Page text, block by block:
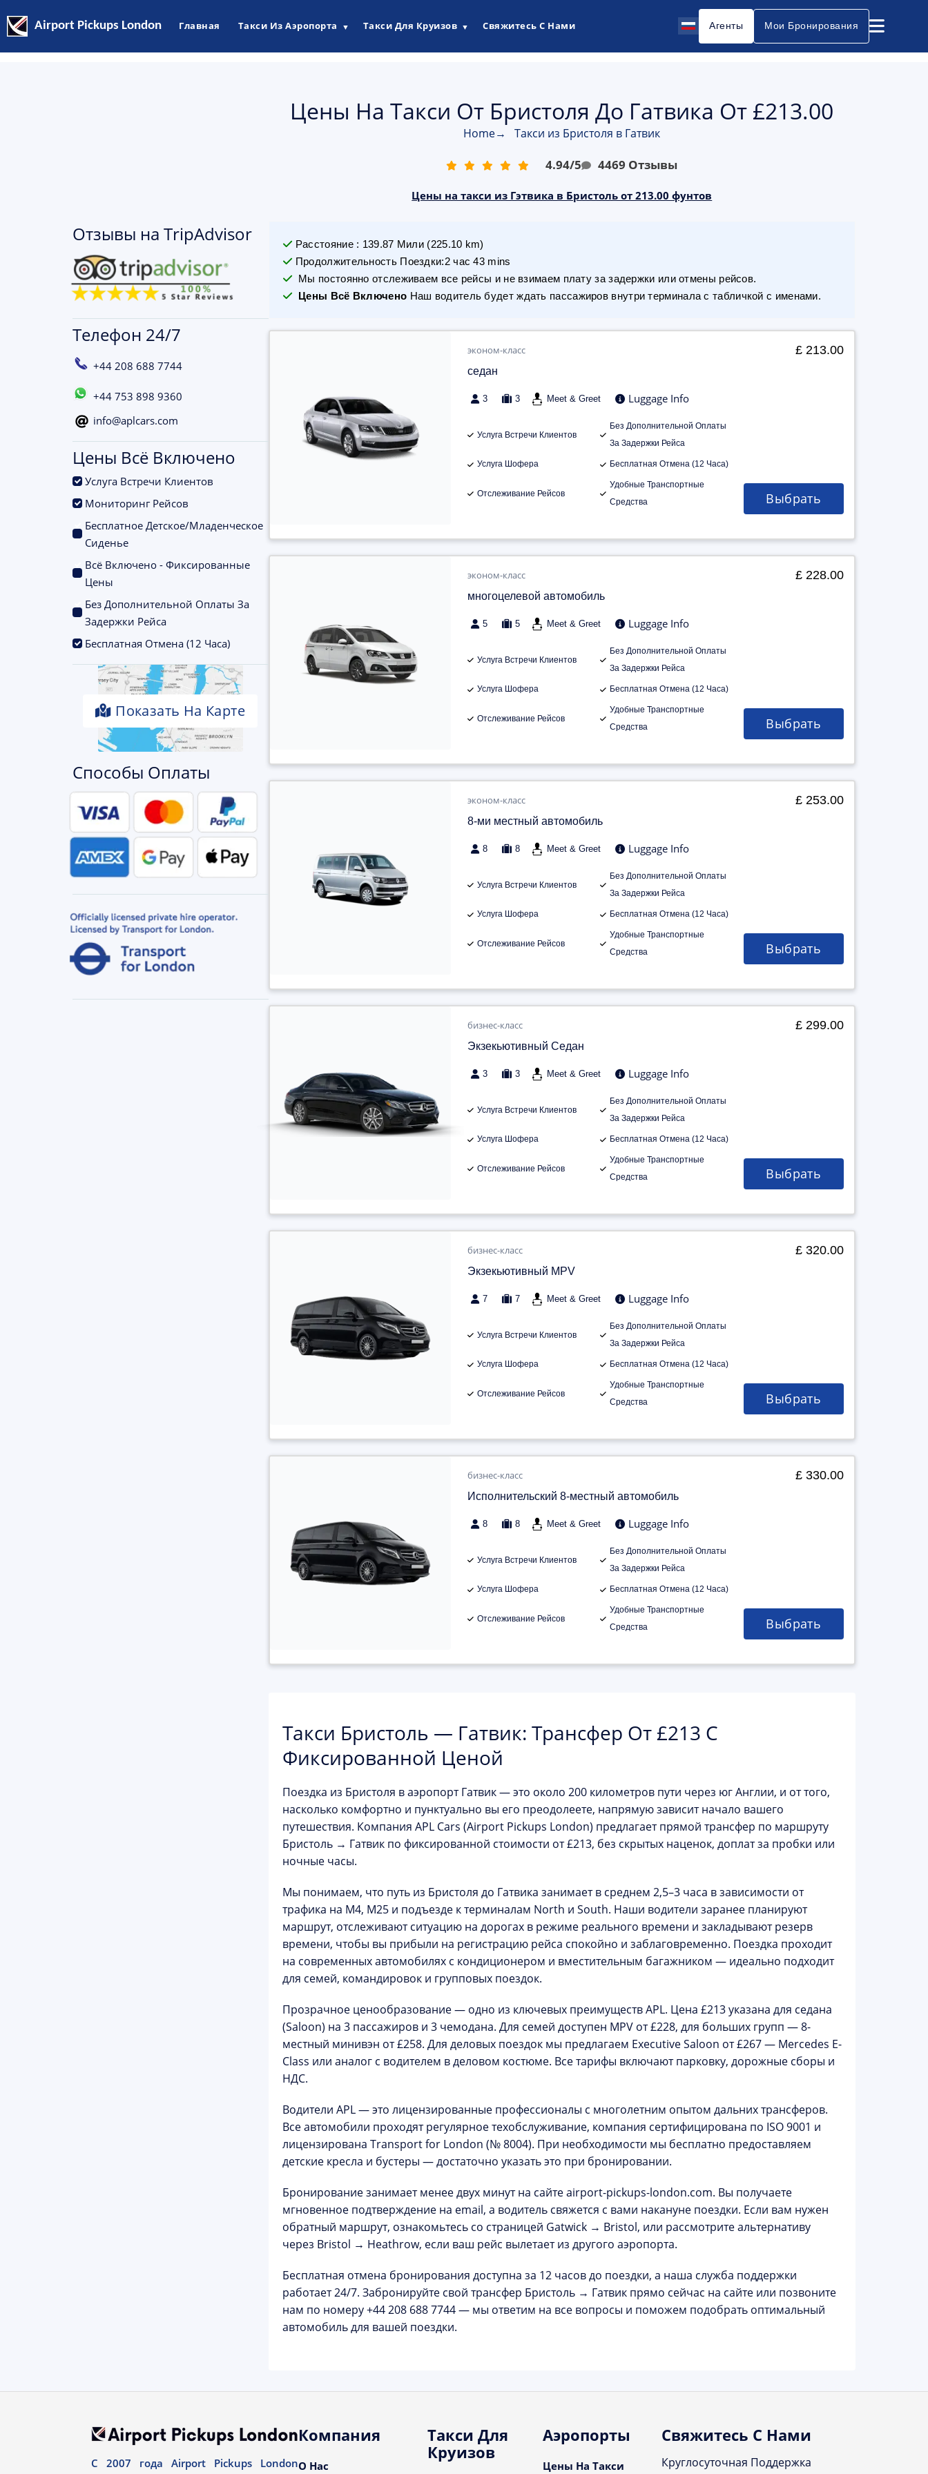
Airport Pickups London Главная Такси Из Аэропорта ▼ Такси Для Круизов ▼ Свяжитесь С Нами Агенты Мои Бронирования
Отзывы на TripAdvisor
Телефон 24/7
+44 208 688 7744
+44 753 898 9360
info@aplcars.com
Цены Всё Включено
Услуга Встречи Клиентов
Мониторинг Рейсов
Бесплатное Детское/Младенческое
Сиденье
Всё Включено - Фиксированные
Цены
Без Дополнительной Оплаты За
Задержки Рейса
Бесплатная Отмена (12 Часа)
Показать На Карте
Способы Оплаты
Цены На Такси От Бристоля До Гатвика От £213.00
Home→ Такси из Бристоля в Гатвик
4.94/5 4469 Отзывы
Цены на такси из Гэтвика в Бристоль от 213.00 фунтов
Расстояние: 139.87 Мили (225.10 km)
Продолжительность Поездки:2 час 43 mins
Мы постоянно отслеживаем все рейсы и не взимаем плату за задержки или отмены рейсов.
Цены Всё Включено Наш водитель будет ждать пассажиров внутри терминала с табличкой с именами.
эконом-класс
седан
3 3 Meet & Greet Luggage Info
Услуга Встречи Клиентов
Без Дополнительной Оплаты
За Задержки Рейса
Услуга Шофера Бесплатная Отмена (12 Часа)
Отслеживание Рейсов
Удобные Транспортные
Средства
£ 213.00
Выбрать
эконом-класс
многоцелевой автомобиль
5 5 Meet & Greet Luggage Info
Услуга Встречи Клиентов
Без Дополнительной Оплаты
За Задержки Рейса
Услуга Шофера Бесплатная Отмена (12 Часа)
Отслеживание Рейсов
Удобные Транспортные
Средства
£ 228.00
Выбрать
эконом-класс
8-ми местный автомобиль
8 8 Meet & Greet Luggage Info
Услуга Встречи Клиентов
Без Дополнительной Оплаты
За Задержки Рейса
Услуга Шофера Бесплатная Отмена (12 Часа)
Отслеживание Рейсов
Удобные Транспортные
Средства
£ 253.00
Выбрать
бизнес-класс
Экзекьютивный Седан
3 3 Meet & Greet Luggage Info
Услуга Встречи Клиентов
Без Дополнительной Оплаты
За Задержки Рейса
Услуга Шофера Бесплатная Отмена (12 Часа)
Отслеживание Рейсов
Удобные Транспортные
Средства
£ 299.00
Выбрать
бизнес-класс
Экзекьютивный MPV
7 7 Meet & Greet Luggage Info
Услуга Встречи Клиентов
Без Дополнительной Оплаты
За Задержки Рейса
Услуга Шофера Бесплатная Отмена (12 Часа)
Отслеживание Рейсов
Удобные Транспортные
Средства
£ 320.00
Выбрать
бизнес-класс
Исполнительский 8-местный автомобиль
8 8 Meet & Greet Luggage Info
Услуга Встречи Клиентов
Без Дополнительной Оплаты
За Задержки Рейса
Услуга Шофера Бесплатная Отмена (12 Часа)
Отслеживание Рейсов
Удобные Транспортные
Средства
£ 330.00
Выбрать
Такси Бристоль — Гатвик: Трансфер От £213 С
Фиксированной Ценой
Поездка из Бристоля в аэропортГатвик— это около 200 километров пути через юг Англии, и от того,
насколько комфортно и пунктуально вы его преодолеете, напрямую зависит начало вашего
путешествия. Компания APL Cars (Airport Pickups London) предлагает прямой трансфер по маршруту
Бристоль → Гатвикпо фиксированной стоимости от£213, без скрытых наценок, доплат за пробки или
ночные часы.
Мы понимаем, что путь из Бристоля до Гатвика занимает в среднем 2,5–3 часа в зависимости от
трафика на M4, M25 и подъезде к терминалам North и South. Наши водители заранее планируют
маршрут, отслеживают ситуацию на дорогах в режиме реального времени и закладывают резерв
времени, чтобы вы прибыли на регистрацию рейса спокойно и заблаговременно. Поездка проходит
на современных автомобилях с кондиционером и вместительным багажником — идеально подходит
для семей, командировок и групповых поездок.
Прозрачное ценообразование— одно из ключевых преимуществ APL. Цена £213 указана для седана
(Saloon) на 3 пассажиров и 3 чемодана. Для семей доступен MPV от £228, для больших групп — 8-
местный минивэн от £258. Для деловых поездок мы предлагаем Executive Saloon от £267 — Mercedes E-
Class или аналог с водителем в деловом костюме. Все тарифы включают парковку, дорожные сборы и
НДС.
Водители APL — это лицензированные профессионалы с многолетним опытом дальних трансферов.
Все автомобили проходят регулярное техобслуживание, компания сертифицирована по ISO 9001 и
лицензирована Transport for London (№ 8004). При необходимости мы бесплатно предоставляем
детские кресла и бустеры — достаточно указать это при бронировании.
Бронирование занимает менее двух минут на сайтеairport-pickups-london.com. Вы получаете
мгновенное подтверждение на email, а водитель свяжется с вами накануне поездки. Если вам нужен
обратный маршрут, ознакомьтесь со страницей Gatwick → Bristol, или рассмотрите альтернативу
через Bristol → Heathrow, если ваш рейс вылетает из другого аэропорта.
Бесплатная отмена бронирования доступна за 12 часов до поездки, а наша служба поддержки
работает24/7. Забронируйте свой трансфер Бристоль → Гатвикпрямо сейчас на сайте или позвоните
нам по номеру+44 208 688 7744— мы ответим на все вопросы и поможем подобрать оптимальный
автомобиль для вашей поездки.
С 2007 года Airport Pickups London
Компания
О Нас
Такси Для
Круизов
Аэропорты
Цены На Такси
Свяжитесь С Нами
Круглосуточная Поддержка